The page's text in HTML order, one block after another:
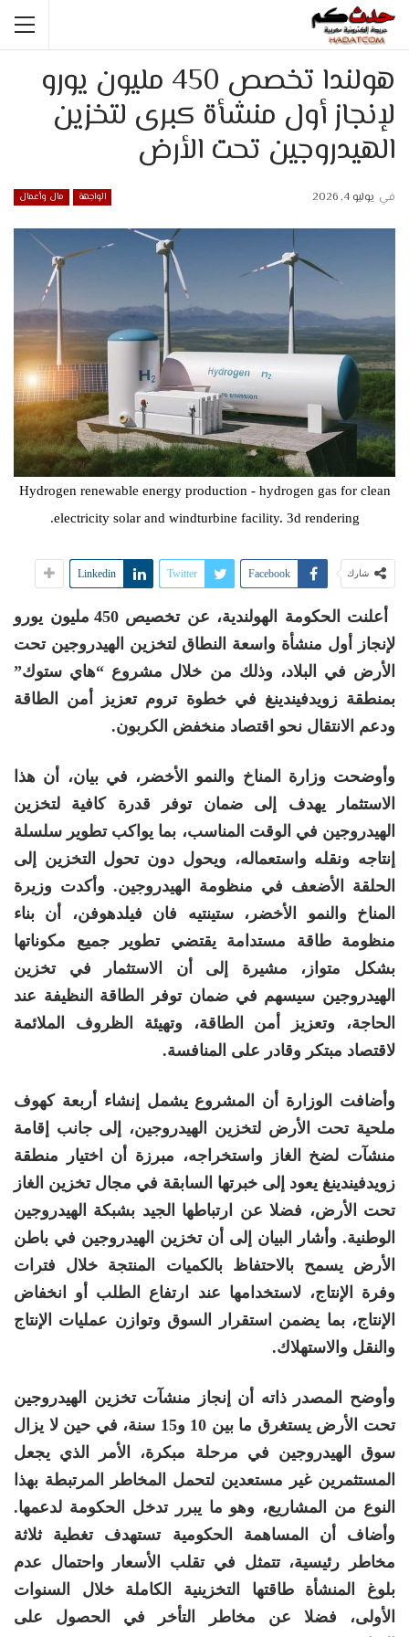
هولندا تخصص 450 مليون يورو
لإنجاز أول منشأة كبرى لتخزين
الهيدروجين تحت الأرض
الواجهة مال وأعمال في يوليو 4, 2026
Hydrogen renewable energy production - hydrogen gas for clean
electricity solar and windturbine facility. 3d rendering.
شارك Facebook
Twitter
Linkedin
أعلنت الحكومة الهولندية، عن تخصيص 450 مليون يورو
لإنجاز أول منشأة واسعة النطاق لتخزين الهيدروجين تحت
الأرض في البلاد، وذلك من خلال مشروع “هاي ستوك”
بمنطقة زويدفيندينغ في خطوة تروم تعزيز أمن الطاقة
ودعم الانتقال نحو اقتصاد منخفض الكربون.
وأوضحت وزارة المناخ والنمو الأخضر، في بيان، أن هذا
الاستثمار يهدف إلى ضمان توفر قدرة كافية لتخزين
الهيدروجين في الوقت المناسب، بما يواكب تطوير سلسلة
إنتاجه ونقله واستعماله، ويحول دون تحول التخزين إلى
الحلقة الأضعف في منظومة الهيدروجين. وأكدت وزيرة
المناخ والنمو الأخضر، ستينتيه فان فيلدهوفن، أن بناء
منظومة طاقة مستدامة يقتضي تطوير جميع مكوناتها
بشكل متواز، مشيرة إلى أن الاستثمار في تخزين
الهيدروجين سيسهم في ضمان توفر الطاقة النظيفة عند
الحاجة، وتعزيز أمن الطاقة، وتهيئة الظروف الملائمة
لاقتصاد مبتكر وقادر على المنافسة.
وأضافت الوزارة أن المشروع يشمل إنشاء أربعة كهوف
ملحية تحت الأرض لتخزين الهيدروجين، إلى جانب إقامة
منشآت لضخ الغاز واستخراجه، مبرزة أن اختيار منطقة
زويدفيندينغ يعود إلى خبرتها السابقة في مجال تخزين الغاز
تحت الأرض، فضلا عن ارتباطها الجيد بشبكة الهيدروجين
الوطنية. وأشار البيان إلى أن تخزين الهيدروجين في باطن
الأرض يسمح بالاحتفاظ بالكميات المنتجة خلال فترات
وفرة الإنتاج، لاستخدامها عند ارتفاع الطلب أو انخفاض
الإنتاج، بما يضمن استقرار السوق وتوازن عمليات الإنتاج
والنقل والاستهلاك.
وأوضح المصدر ذاته أن إنجاز منشآت تخزين الهيدروجين
تحت الأرض يستغرق ما بين 10 و15 سنة، في حين لا يزال
سوق الهيدروجين في مرحلة مبكرة، الأمر الذي يجعل
المستثمرين غير مستعدين لتحمل المخاطر المرتبطة بهذا
النوع من المشاريع، وهو ما يبرر تدخل الحكومة لدعمها.
وأضاف أن المساهمة الحكومية تستهدف تغطية ثلاثة
مخاطر رئيسية، تتمثل في تقلب الأسعار واحتمال عدم
بلوغ المنشأة طاقتها التخزينية الكاملة خلال السنوات
الأولى، فضلا عن مخاطر التأخر في الحصول على